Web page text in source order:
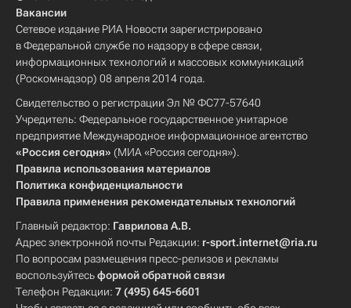
Вакансии
Сетевое издание РИА Новости зарегистрировано
в Федеральной службе по надзору в сфере связи,
информационных технологий и массовых коммуникаций
(Роскомнадзор) 08 апреля 2014 года.
Свидетельство о регистрации Эл № ФС77-57640
Учредитель: Федеральное государственное унитарное
предприятие Международное информационное агентство
«Россия сегодня» (МИА «Россия сегодня»).
Правила использования материалов
Политика конфиденциальности
Правила применения рекомендательных технологий
Главный редактор: Гаврилова А.В.
Адрес электронной почты Редакции: r-sport.internet@ria.ru
По вопросам размещения пресс-релизов и рекламы
воспользуйтесьформой обратной связи
Телефон Редакции: 7 (495) 645-6601